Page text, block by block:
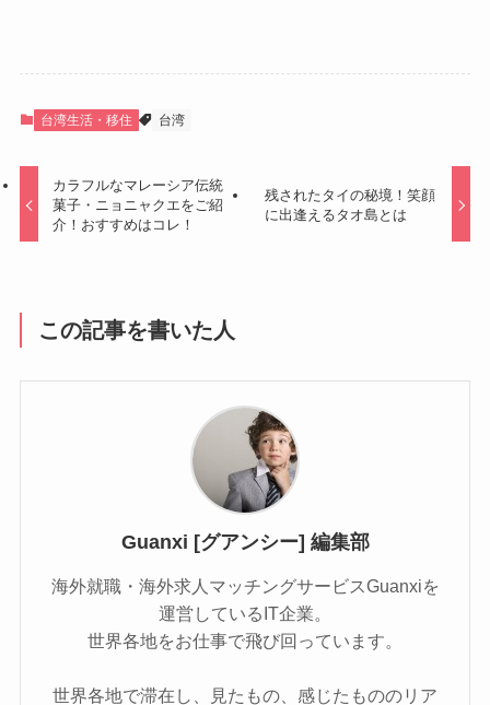
台湾生活・移住 台湾
カラフルなマレーシア伝統
菓子・ニョニャクエをご紹
介！おすすめはコレ！
残されたタイの秘境！笑顔
に出逢えるタオ島とは
この記事を書いた人
Guanxi [グアンシー] 編集部
海外就職・海外求人マッチングサービスGuanxiを
運営しているIT企業。
世界各地をお仕事で飛び回っています。
世界各地で滞在し、見たもの、感じたもののリア